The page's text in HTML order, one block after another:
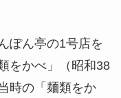
ぽん亭の1号店を
をかべ」（昭和38
時の「麺類をか